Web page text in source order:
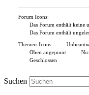
Forum Icons:
Das Forum enthält keine
Das Forum enthält
Themen-Icons:
Oben angepinnt
Geschlossen
Suchen